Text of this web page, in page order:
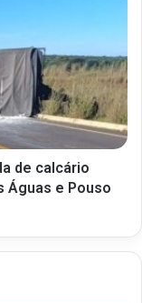
de calcário
Águas e Pouso